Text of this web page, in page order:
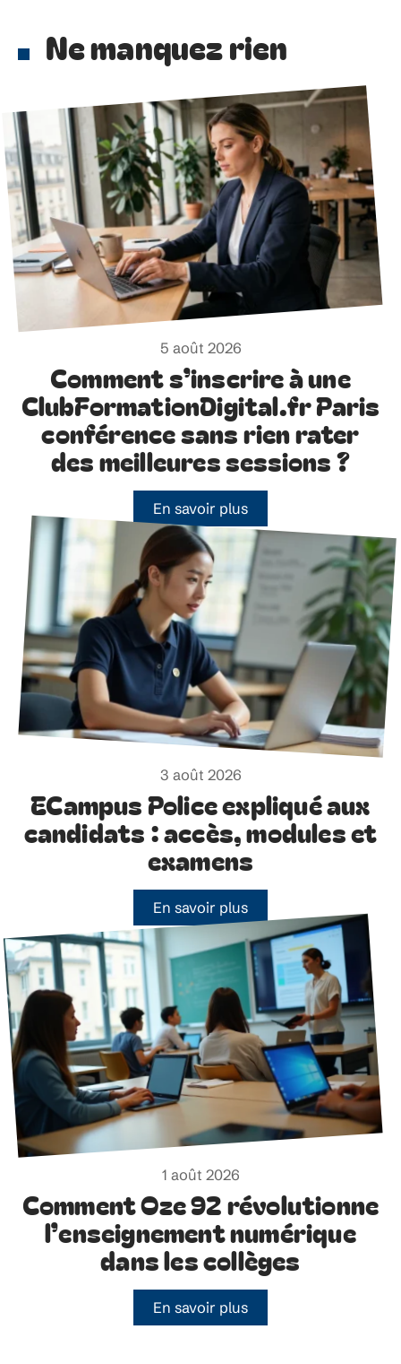
Ne manquez rien
5 août 2026
Comment s’inscrire à une
ClubFormationDigital.fr Paris
conférence sans rien rater
des meilleures sessions ?
En savoir plus
3 août 2026
ECampus Police expliqué aux
candidats : accès, modules et
examens
En savoir plus
1 août 2026
Comment Oze 92 révolutionne
l’enseignement numérique
dans les collèges
En savoir plus